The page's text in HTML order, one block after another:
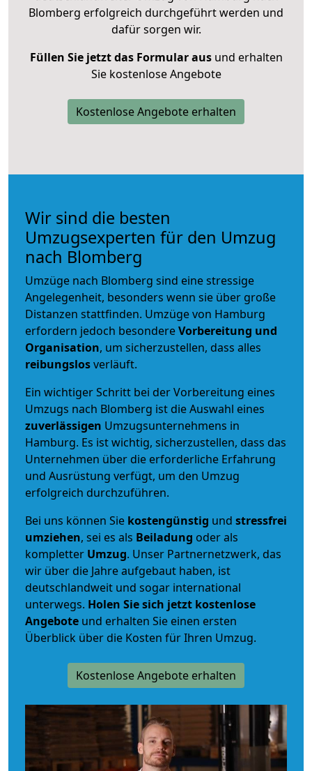
Blomberg erfolgreich durchgeführt werden und
dafür sorgen wir.
Füllen Sie jetzt das Formular ausund erhalten
Sie kostenlose Angebote
Kostenlose Angebote erhalten
Wir sind die besten
Umzugsexperten für den Umzug
nach Blomberg
Umzüge nach Blomberg sind eine stressige
Angelegenheit, besonders wenn sie über große
Distanzen stattfinden. Umzüge von Hamburg
erfordern jedoch besondereVorbereitung und
Organisation, um sicherzustellen, dass alles
reibungslosverläuft.
Ein wichtiger Schritt bei der Vorbereitung eines
Umzugs nach Blomberg ist die Auswahl eines
zuverlässigen Umzugsunternehmens in
Hamburg. Es ist wichtig, sicherzustellen, dass das
Unternehmen über die erforderliche Erfahrung
und Ausrüstung verfügt, um den Umzug
erfolgreich durchzuführen.
Bei uns können Sie kostengünstig und stressfrei
umziehen, sei es als Beiladung oder als
kompletter Umzug. Unser Partnernetzwerk, das
wir über die Jahre aufgebaut haben, ist
deutschlandweit und sogar international
unterwegs. Holen Sie sich jetzt kostenlose
Angebote und erhalten Sie einen ersten
Überblick über die Kosten für Ihren Umzug.
Kostenlose Angebote erhalten